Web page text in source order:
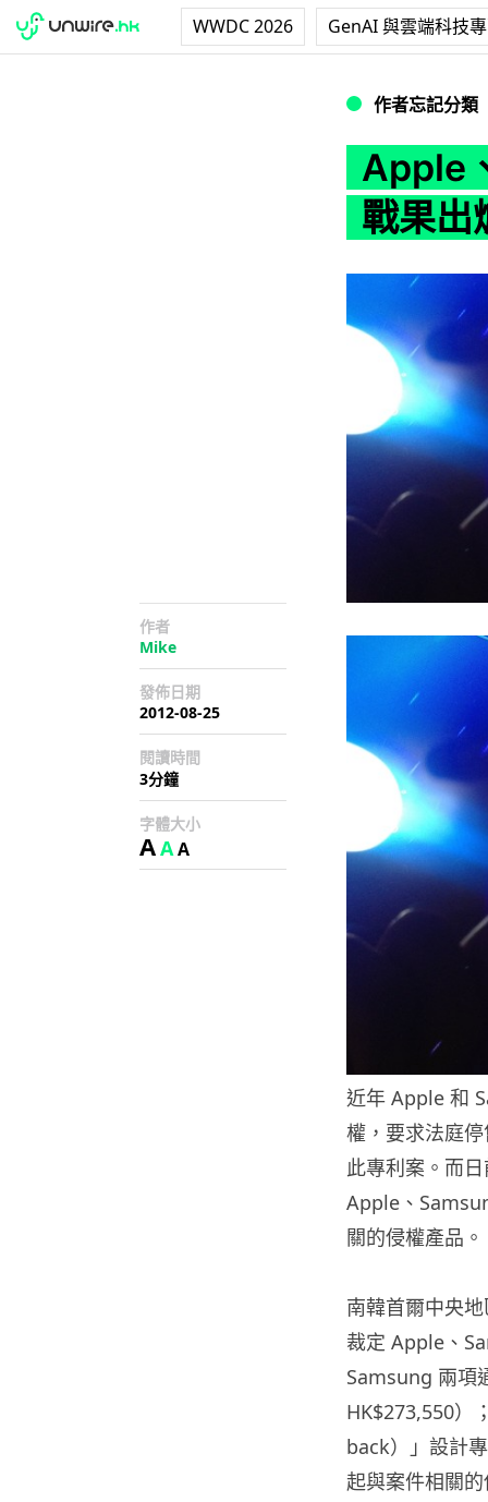
WWDC 2026 GenAI 與雲端科技
作者忘記分類
Apple
戰果出
作者
Mike
發佈日期
2012-08-25
閱讀時間
3分鐘
字體大小
AAA
近年 Apple 和
權，要求法庭
此專利案。而
Apple、
關的侵權產品。
南韓首爾中央
裁定 Apple、
Samsung 兩項
HK$273,550）
back）」設計
起與案件相關